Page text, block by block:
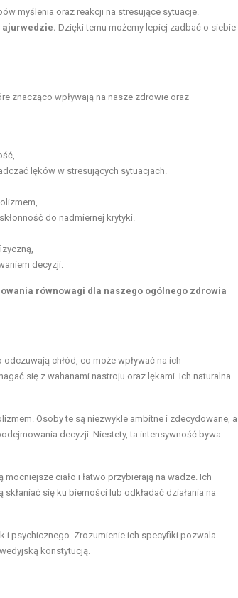
myślenia oraz reakcji na stresujące sytuacje.
ajurwedzie. Dzięki temu możemy lepiej zadbać o siebie
znacząco wpływają na nasze zdrowie oraz
lęków w stresujących sytuacjach.
do nadmiernej krytyki.
decyzji.
równowagi dla naszego ogólnego zdrowia
chłód, co może wpływać na ich
się z wahanami nastroju oraz lękami. Ich naturalna
Osoby te są niezwykle ambitne i zdecydowane, a
decyzji. Niestety, ta intensywność bywa
ciało i łatwo przybierają na wadze. Ich
się ku bierności lub odkładać działania na
i psychicznego. Zrozumienie ich specyfiki pozwala
konstytucją.